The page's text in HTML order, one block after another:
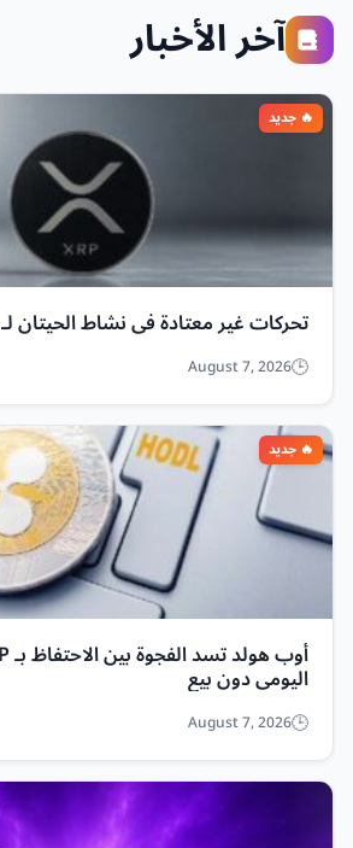
آخر الأخبار
تحركات غير معتادة في نشاط الحيتان لـ XRP
August 7, 2026
اليومي دون بيع
August 7, 2026